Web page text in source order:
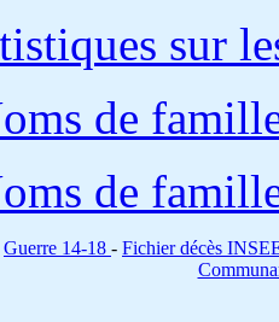
sur
de
de
Guerre 14-18 - Fichier décès